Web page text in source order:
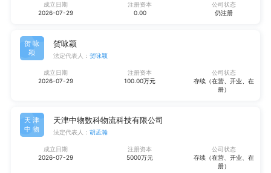
成立日期
2026-07-29
注册资本
0.00
公司状态
仍注册
贺咏
颖
贺咏颖
法定代表人： 贺咏颖
成立日期
2026-07-29
注册资本
100.00万元
公司状态
存续（在营、开业、在
册）
天津
中物
天津中物数科物流科技有限公司
法定代表人： 胡孟瀚
成立日期
2026-07-29
注册资本
5000万元
公司状态
存续（在营、开业、在
册）